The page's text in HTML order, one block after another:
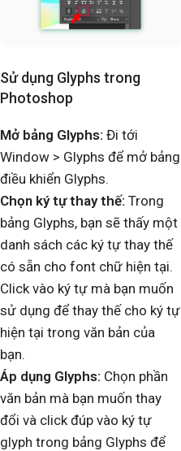
Sử dụng Glyphs trong
Photoshop
Mở bảng Glyphs: Đi tới
Window > Glyphs để mở bảng
điều khiển Glyphs.
Chọn ký tự thay thế: Trong
bảng Glyphs, bạn sẽ thấy một
danh sách các ký tự thay thế
có sẵn cho font chữ hiện tại.
Click vào ký tự mà bạn muốn
sử dụng để thay thế cho ký tự
hiện tại trong văn bản của
bạn.
Áp dụng Glyphs: Chọn phần
văn bản mà bạn muốn thay
đổi và click đúp vào ký tự
glyph trong bảng Glyphs để